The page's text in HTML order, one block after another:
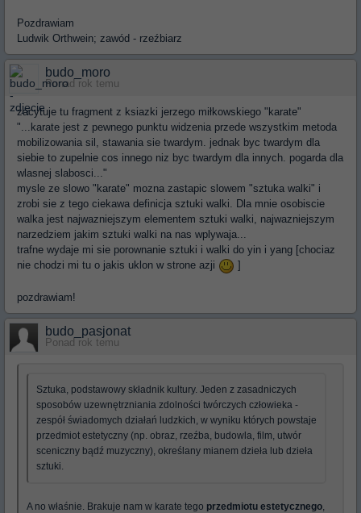
Pozdrawiam
Ludwik Orthwein; zawód - rzeźbiarz
budo_moro
Ponad rok temu
zacytuje tu fragment z ksiazki jerzego miłkowskiego "karate"
"...karate jest z pewnego punktu widzenia przede wszystkim metoda
mobilizowania sil, stawania sie twardym. jednak byc twardym dla
siebie to zupelnie cos innego niz byc twardym dla innych. pogarda dla
wlasnej slabosci..."
mysle ze slowo "karate" mozna zastapic slowem "sztuka walki" i
zrobi sie z tego ciekawa definicja sztuki walki. Dla mnie osobiscie
walka jest najwazniejszym elementem sztuki walki, najwazniejszym
narzedziem jakim sztuki walki na nas wplywaja...
trafne wydaje mi sie porownanie sztuki i walki do yin i yang [chociaz
nie chodzi mi tu o jakis uklon w strone azji
]
pozdrawiam!
budo_pasjonat
Ponad rok temu
Sztuka, podstawowy składnik kultury. Jeden z zasadniczych
sposobów uzewnętrzniania zdolności twórczych człowieka -
zespół świadomych działań ludzkich, w wyniku których powstaje
przedmiot estetyczny (np. obraz, rzeźba, budowla, film, utwór
sceniczny bądź muzyczny), określany mianem dzieła lub dzieła
sztuki.
A no właśnie. Brakuje nam w karate tego przedmiotu estetycznego,